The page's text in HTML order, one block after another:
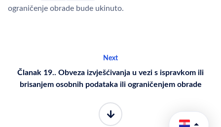
ograničenje obrade bude ukinuto.
Next
Članak 19.. Obveza izvješćivanja u vezi s ispravkom ili
brisanjem osobnih podataka ili ograničenjem obrade